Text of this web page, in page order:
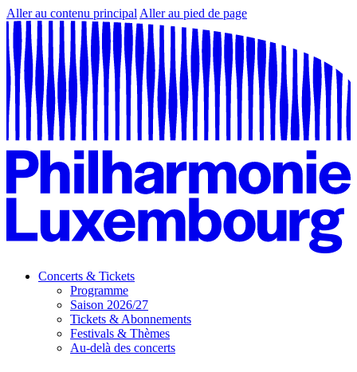
Aller au contenu principal Aller au pied de page
Concerts & Tickets
Programme
Saison 2026/27
Tickets & Abonnements
Festivals & Thèmes
Au-delà des concerts